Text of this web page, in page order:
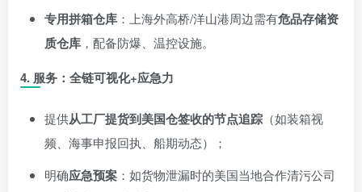
专用拼箱仓库 ：上海外高桥/洋山港周边需有危品存储资
质仓库 ，配备防爆、温控设施。
4. 服务：全链可视化+应急力
提供从工厂提货到美国仓签收的节点追踪 （如装箱视
频、海事申报回执、船期动态）；
明确应急预案 ：如货物泄漏时的美国当地合作清污公司